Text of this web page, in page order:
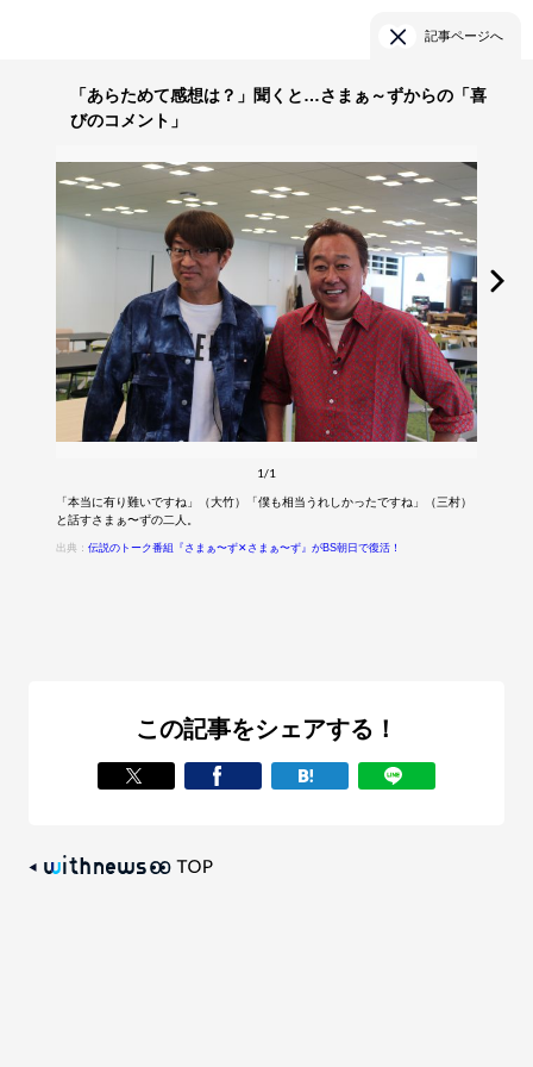
記事ページへ
「あらためて感想は？」聞くと…さまぁ～ずからの「喜
びのコメント」
1/1
「本当に有り難いですね」（大竹）「僕も相当うれしかったですね」（三村）
と話すさまぁ〜ずの二人。
出典：伝説のトーク番組『さまぁ〜ず✕さまぁ〜ず』がBS朝日で復活！
この記事をシェアする！